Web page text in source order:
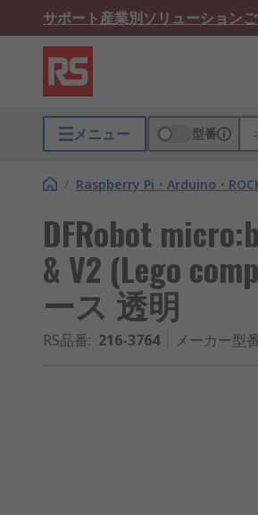
サポート産業別ソリューション
メニュー 型番
/ Raspberry Pi・Arduino・
DFRobot
& V2 (Lego
ース 透明
RS品番: 216-3764 メーカー型